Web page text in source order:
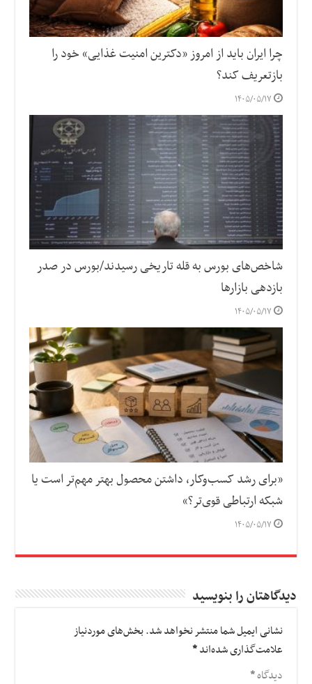
چرا ایران باید از امروز «دکترین امنیت غذایی» خود را
بازتعریف کند؟
۱۴۰۵/۰۵/۱۷
شاخص‌های بورس به قله تاریخی رسیدند/بورس در صدر
بازدهی بازارها
۱۴۰۵/۰۵/۱۷
«برای رشد کسب‌وکار، داشتن محصول بهتر مهم‌تر است یا
شبکه ارتباطی قوی‌تر؟»
۱۴۰۵/۰۵/۱۷
دیدگاهتان را بنویسید
نشانی ایمیل شما منتشر نخواهد شد.بخش‌های موردنیاز
علامت‌گذاری شده‌اند*
دیدگاه*